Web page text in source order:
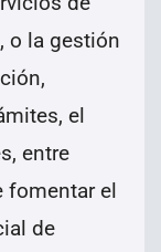
o la gestión
el
entre
fomentar el
de